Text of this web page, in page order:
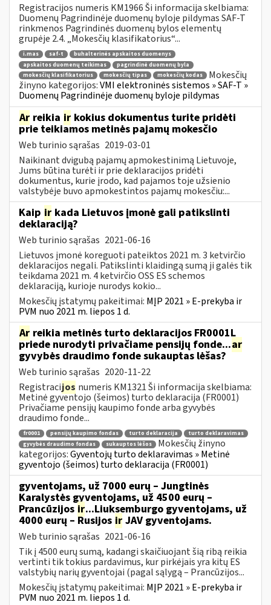
Registracijos numeris KM1966 Ši informacija skelbiama:
Duomenų Pagrindinėje duomenų byloje pildymas SAF-T
rinkmenos Pagrindinės duomenų bylos elementų
grupėje 2.4. „Mokesčių klasifikatorius“...
i.mas saf-t
buhalterinės apskaitos duomenys
apskaitos duomenų teikimas
pagrindinė duomenų byla
mokesčių klasifikatorius
mokesčių tipas mokesčių kodas
Mokesčių
žinyno kategorijos:VMI elektroninės sistemos » SAF-T »
Duomenų Pagrindinėje duomenų byloje pildymas
Ar reikia ir kokius dokumentus turite pridėti
prie teikiamos metinės pajamų mokesčio
Web turinio sąrašas 2019-03-01
Naikinant dvigubą pajamų apmokestinimą Lietuvoje,
Jums būtina turėti ir prie deklaracijos pridėti
dokumentus, kurie įrodo, kad pajamos toje užsienio
valstybėje buvo apmokestintos pajamų mokesčiu:...
Kaip ir kada Lietuvos įmonė gali patikslinti
deklaraciją?
Web turinio sąrašas 2021-06-16
Lietuvos įmonė koreguoti pateiktos 2021 m. 3 ketvirčio
deklaracijos negali. Patikslinti klaidingą sumą ji galės tik
teikdama 2021 m. 4 ketvirčio OSS ES schemos
deklaraciją, kurioje nurodys kokio...
Mokesčių įstatymų pakeitimai: MĮP 2021 » E-prekyba ir
PVM nuo 2021 m. liepos 1 d.
Ar reikia metinės turto deklaracijos FR0001L
priede nurodyti privačiame pensijų fonde...ar
gyvybės draudimo fonde sukauptas lėšas?
Web turinio sąrašas 2020-11-22
Registracijos numeris KM1321 Ši informacija skelbiama:
Metinė gyventojo (šeimos) turto deklaracija (FR0001)
Privačiame pensijų kaupimo fonde arba gyvybės
draudimo fonde...
fr0001 pensijų kaupimo fondas turto deklaracija
turto deklaravimas
gyvybės draudimo fondas
sukauptos lėšos
Mokesčių žinyno
kategorijos:Gyventojų turto deklaravimas » Metinė
gyventojo (šeimos) turto deklaracija (FR0001)
gyventojams, už 7000 eurų – Jungtinės
Karalystės gyventojams, už 4500 eurų –
Prancūzijos ir...Liuksemburgo gyventojams, už
4000 eurų – Rusijos ir JAV gyventojams.
Web turinio sąrašas 2021-06-16
Tik į 4500 eurų sumą, kadangi skaičiuojant šią ribą reikia
vertinti tik tokius pardavimus, kur pirkėjais yra kitų ES
valstybių narių gyventojai (pagal sąlygą – Prancūzijos...
Mokesčių įstatymų pakeitimai: MĮP 2021 » E-prekyba ir
PVM nuo 2021 m. liepos 1 d.